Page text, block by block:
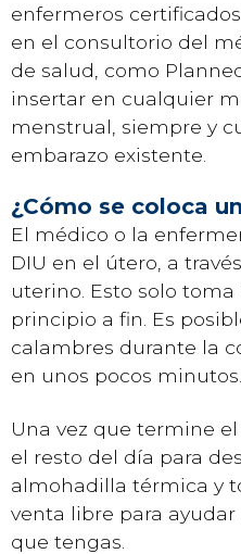
enfermeros
en el consultorio del
de salud, como
insertar en cualquier
menstrual, siempre y
embarazo existente.
¿Cómo se coloca
El médico o la
DIU en el útero, a
uterino. Esto solo
principio a fin. Es
calambres durante la
en unos pocos minutos.
Una vez que termine
el resto del día para
almohadilla térmica y
venta libre para
que tengas.